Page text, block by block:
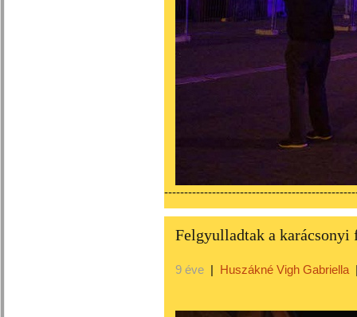
Felgyulladtak a karácsonyi
9 éve | Huszákné Vigh Gabriella